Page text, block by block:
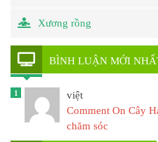
Xương rồng
BÌNH LUẬN MỚI
1
việt
Comment On Cây
chăm sóc